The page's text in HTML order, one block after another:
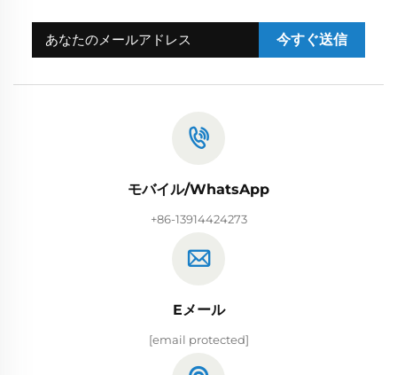
今すぐ送信
モバイル/WhatsApp
+86-13914424273
Eメール
[email protected]